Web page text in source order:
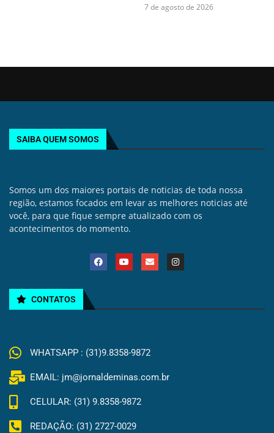
7 de agosto de 2026
SAIBA QUEM SOMOS
Somos um dos maiores portais de noticias de toda nossa
região, estamos focados em levar as melhores noticias até
você, para que fique sempre atualizado com os
acontecimentos do momento.
CONTATOS
WHATSAPP : (31)9.8358-9872
EMAIL: jm@jornaldeminas.com.br
CELULAR: (31) 9.8358-9872
REDAÇÃO: (31) 2727-0029